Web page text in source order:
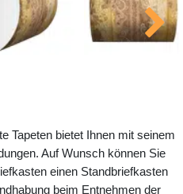
Tapeten bietet Ihnen mit seinem
Auf Wunsch können Sie
einen Standbriefkasten
beim Entnehmen der